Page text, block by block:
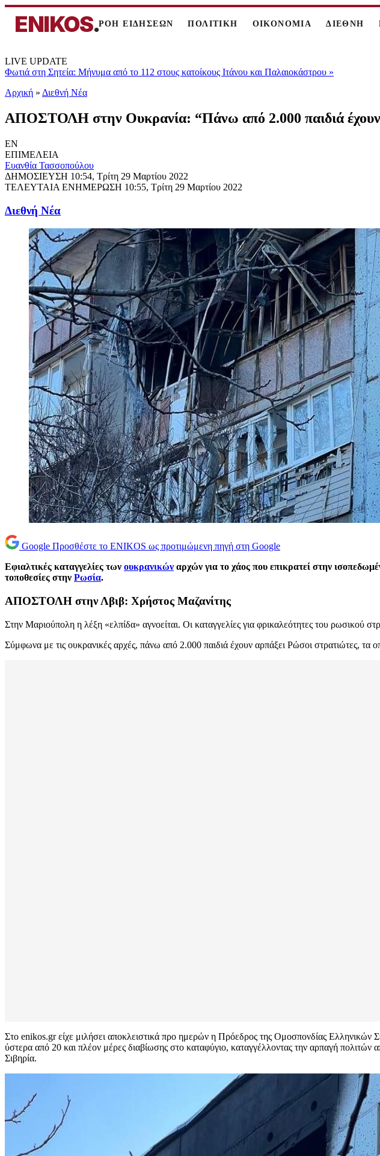
ENIKOS.ΡΟΗ ΕΙΔΗΣΕΩΝ ΠΟΛΙΤΙΚΗ ΟΙΚΟΝΟΜΙΑ ΔΙΕΘΝΗ
LIVE UPDATE
Φωτιά στη Σητεία: Μήνυμα από το 112 στους κατοίκους Ιτάνου και Παλαιοκάστρου »
Αρχική » Διεθνή Νέα
ΑΠΟΣΤΟΛΗ στην Ουκρανία: “Πάνω από 2.000 παιδιά έχουν
EN
ΕΠΙΜΕΛΕΙΑ
Ευανθία Τασσοπούλου
ΔΗΜΟΣΙΕΥΣΗ 10:54, Τρίτη 29 Μαρτίου 2022
ΤΕΛΕΥΤΑΙΑ ΕΝΗΜΕΡΩΣΗ 10:55, Τρίτη 29 Μαρτίου 2022
Διεθνή Νέα
Google Προσθέστε το ENIKOS ως προτιμώμενη πηγή στη Google
Εφιαλτικές καταγγελίες των ουκρανικών αρχών για το χάος που επικρατεί στην
τοποθεσίες στην Ρωσία.
ΑΠΟΣΤΟΛΗ στην Λβιβ: Χρήστος Μαζανίτης
Στην Μαριούπολη η λέξη «ελπίδα» αγνοείται. Οι καταγγελίες για φρικαλεότητες του ρωσικού
Σύμφωνα με τις ουκρανικές αρχές, πάνω από 2.000 παιδιά έχουν αρπάξει Ρώσοι στρατιώτες,
Στο enikos.gr είχε μιλήσει αποκλειστικά προ ημερών η Πρόεδρος της Ομοσπονδίας
ύστερα από 20 και πλέον μέρες διαβίωσης στο καταφύγιο, καταγγέλλοντας την αρπαγή
Σιβηρία.